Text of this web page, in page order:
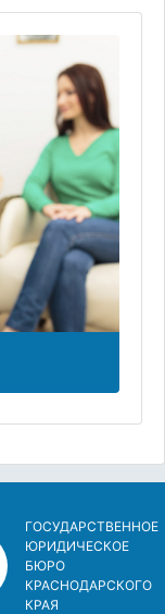
ГОСУДАРСТВЕННОЕ
ЮРИДИЧЕСКОЕ
БЮРО
КРАСНОДАРСКОГО
КРАЯ